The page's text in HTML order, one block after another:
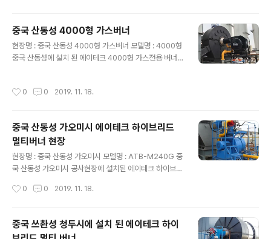
중국 산동성 4000형 가스버너
현장명 : 중국 산동성 4000형 가스버너 모델명 : 4000형
중국 산동성에 설치 된 에이테크 4000형 가스전용 버너입
0 0 2019. 11. 18.
중국 산동성 가오미시 에이테크 하이브리드
멀티버너 현장
현장명 : 중국 산동성 가오미시 모델명 : ATB-M240G 중
국 산동성 가오미시 공사현장에 설치된 에이테크 하이브리
0 0 2019. 11. 18.
중국 쓰촨성 청두시에 설치 된 에이테크 하이